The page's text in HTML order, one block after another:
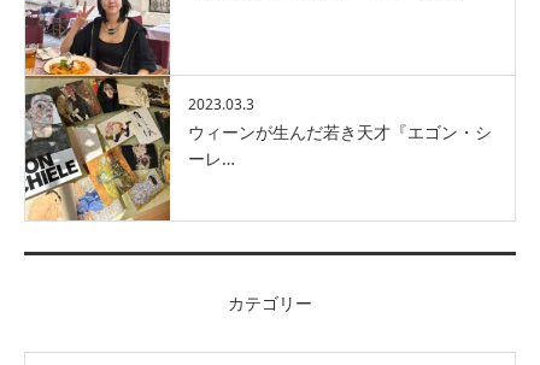
2023.03.3
ウィーンが生んだ若き天才『エゴン・シ
ーレ…
カテゴリー